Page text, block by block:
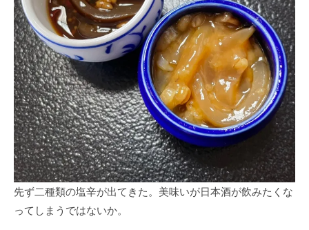
先ず二種類の塩辛が出てきた。美味いが日本酒が飲みたくな
ってしまうではないか。